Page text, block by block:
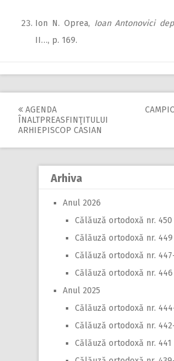
Ion N. Oprea, Ioan Antonovici
II…, p. 169.
Post
navigation
AGENDA
ÎNALTPREASFINŢITULUI
ARHIEPISCOP CASIAN
Arhiva
Anul 2026
Călăuză ortodoxă nr. 450
Călăuză ortodoxă nr. 449
Călăuză ortodoxă nr.
Călăuză ortodoxă nr. 446
Anul 2025
Călăuză ortodoxă nr.
Călăuză ortodoxă nr.
Călăuză ortodoxă nr. 441